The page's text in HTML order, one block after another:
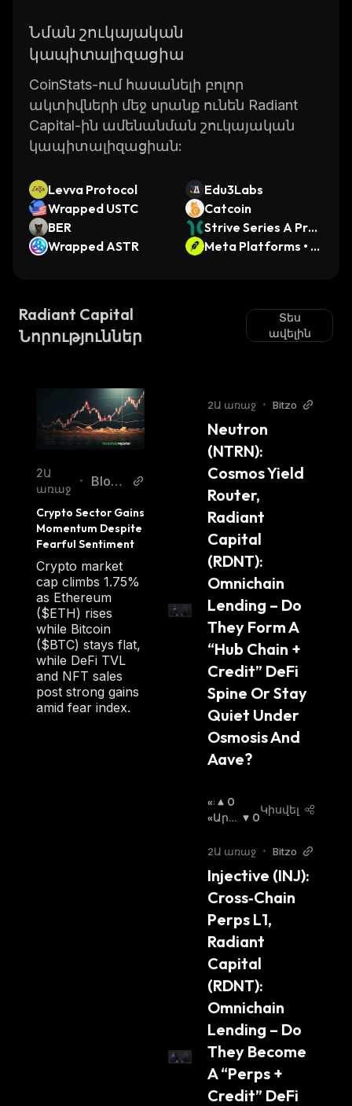
Նման շուկայական
կապիտալիզացիա
CoinStats-ում հասանելի բոլոր
ակտիվների մեջ սրանք ունեն Radiant
Capital-ին ամենանման շուկայական
կապիտալիզացիան:
Levva Protocol
Edu3Labs
Wrapped USTC
Catcoin
BER
Strive Series A Pref
erred (Dinari Token
Wrapped ASTR
Meta Platforms • R
Radiant Capital
Նորություններ
Տես
ավելին
2Ա
առաջ
•
Block
Repor
ter
Crypto Sector Gains
Momentum Despite
Fearful Sentiment
Crypto market
cap climbs 1.75%
as Ethereum
($ETH) rises
while Bitcoin
($BTC) stays flat,
while DeFi TVL
and NFT sales
post strong gains
amid fear index.
2Ա առաջ • Bitzo
Neutron
(NTRN):
Cosmos Yield
Router,
Radiant
Capital
(RDNT):
Omnichain
Lending – Do
They Form A
“Hub Chain +
Credit” DeFi
Spine Or Stay
Quiet Under
Osmosis And
Aave?
«Ց
Լ
Շ
Ւ
Կ
Ա
:
0
«Արջ
Ւկա:
0
Կիսվել
2Ա առաջ • Bitzo
Injective (INJ):
Cross‑Chain
Perps L1,
Radiant
Capital
(RDNT):
Omnichain
Lending – Do
They Become
A “Perps +
Credit” DeFi